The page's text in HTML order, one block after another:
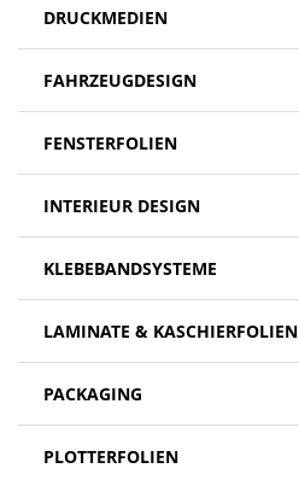
DRUCKMEDIEN
FAHRZEUGDESIGN
FENSTERFOLIEN
INTERIEUR DESIGN
KLEBEBANDSYSTEME
LAMINATE & KASCHIERFOLIEN
PACKAGING
PLOTTERFOLIEN